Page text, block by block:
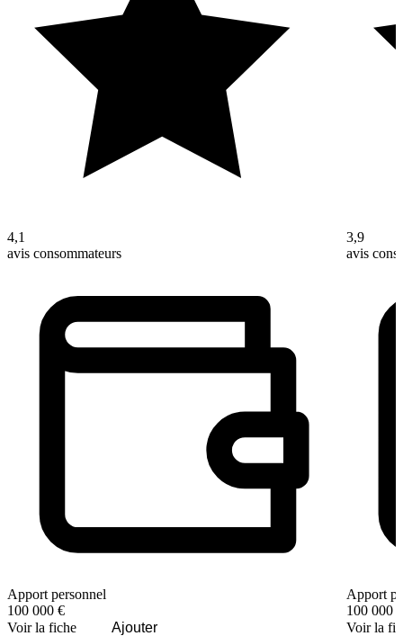
4,1
avis consommateurs
Apport personnel
100 000 €
Voir la fiche
Ajouter
3,9
avis
Apport
100 000 €
Voir la